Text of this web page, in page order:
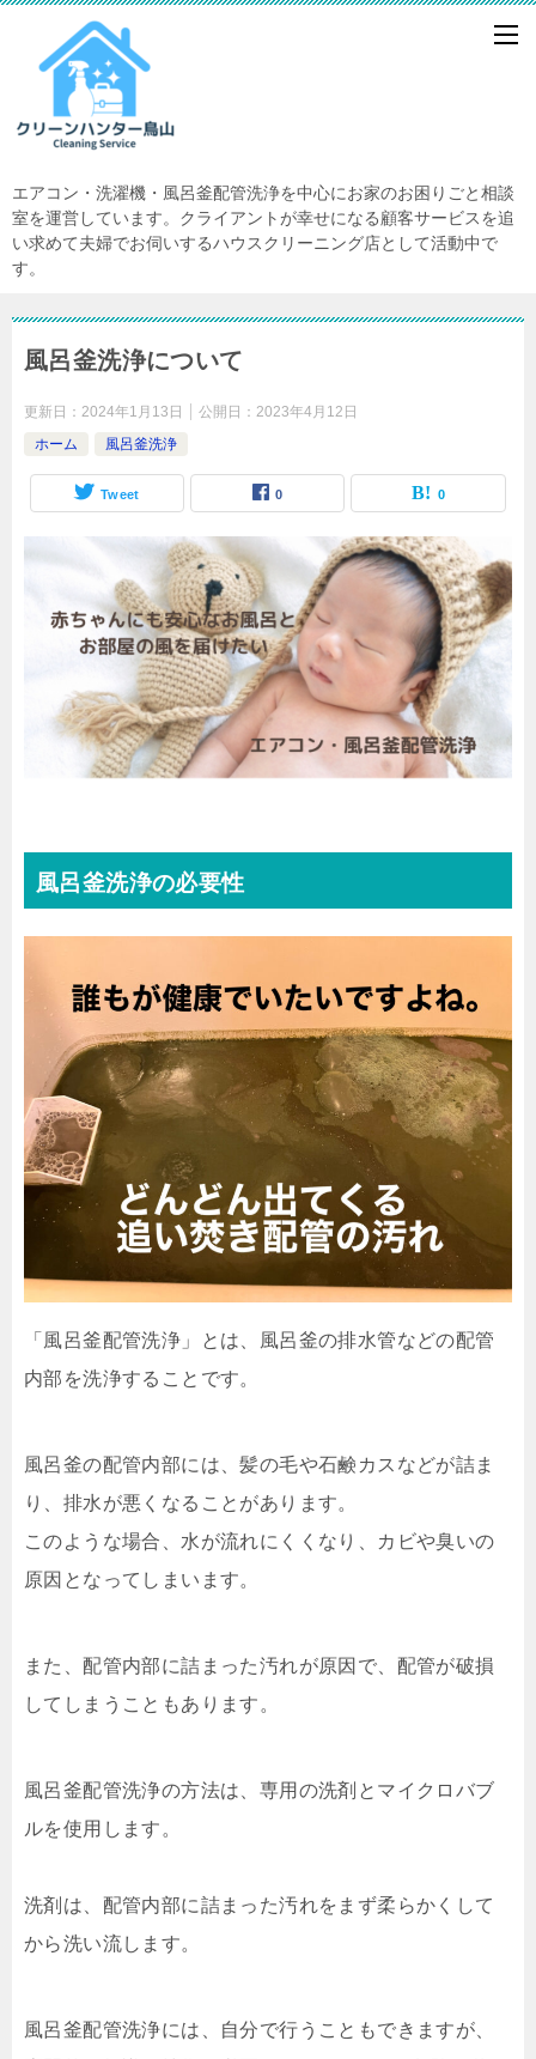
エアコン・洗濯機・風呂釜配管洗浄を中心にお家のお困りごと相談
室を運営しています。クライアントが幸せになる顧客サービスを追
い求めて夫婦でお伺いするハウスクリーニング店として活動中で
す。
風呂釜洗浄について
更新日： 2024年1月13日 公開日： 2023年4月12日
ホーム
風呂釜洗浄
Tweet 0 0
風呂釜洗浄の必要性
「風呂釜配管洗浄」とは、風呂釜の排水管などの配管
内部を洗浄することです。
風呂釜の配管内部には、髪の毛や石鹸カスなどが詰ま
り、排水が悪くなることがあります。
このような場合、水が流れにくくなり、カビや臭いの
原因となってしまいます。
また、配管内部に詰まった汚れが原因で、配管が破損
してしまうこともあります。
風呂釜配管洗浄の方法は、専用の洗剤とマイクロバブ
ルを使用します。
洗剤は、配管内部に詰まった汚れをまず柔らかくして
から洗い流します。
風呂釜配管洗浄には、自分で行うこともできますが、